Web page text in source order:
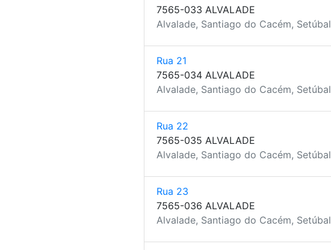
7565-033 ALVALADE
Alvalade, Santiago do Cacém, Setúbal
Rua 21
7565-034 ALVALADE
Alvalade, Santiago do Cacém, Setúbal
Rua 22
7565-035 ALVALADE
Alvalade, Santiago do Cacém, Setúbal
Rua 23
7565-036 ALVALADE
Alvalade, Santiago do Cacém, Setúbal